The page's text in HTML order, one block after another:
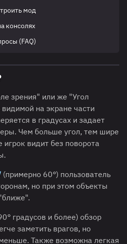
мод
консолях
(FAQ)
зрения" или же "Угол
на экране части
в градусах и задает
Чем больше угол, тем шире
игрок видит без поворота
(примерно 60°) пользователь
но при этом объекты
градусов и более) обзор
заметить врагов, но
Также возможна легкая